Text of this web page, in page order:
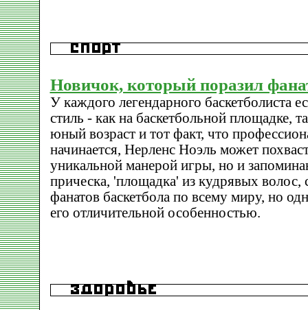
Новичок, который поразил
У каждого легендарного баскетболиста
стиль - как на баскетбольной площадке,
юный возраст и тот факт, что
начинается, Нерленс Ноэль может
уникальной манерой игры, но и
прическа, 'площадка' из кудрявых волос,
фанатов баскетбола по всему миру, но
его отличительной особенностью.